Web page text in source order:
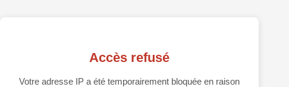
Accès refusé
Votre adresse IP a été temporairement bloquée en raison